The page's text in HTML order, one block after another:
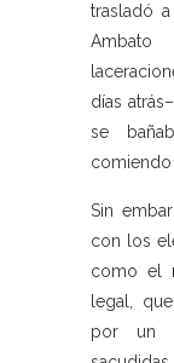
trasladó
días
se
comiendo
Sin
con los
como el
legal,
por un